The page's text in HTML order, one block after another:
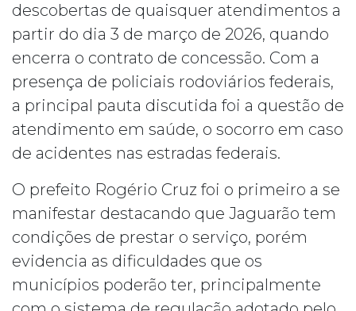
descobertas de quaisquer atendimentos a
partir do dia 3 de março de 2026, quando
encerra o contrato de concessão. Com a
presença de policiais rodoviários federais,
a principal pauta discutida foi a questão de
atendimento em saúde, o socorro em caso
de acidentes nas estradas federais.
O prefeito Rogério Cruz foi o primeiro a se
manifestar destacando que Jaguarão tem
condições de prestar o serviço, porém
evidencia as dificuldades que os
municípios poderão ter, principalmente